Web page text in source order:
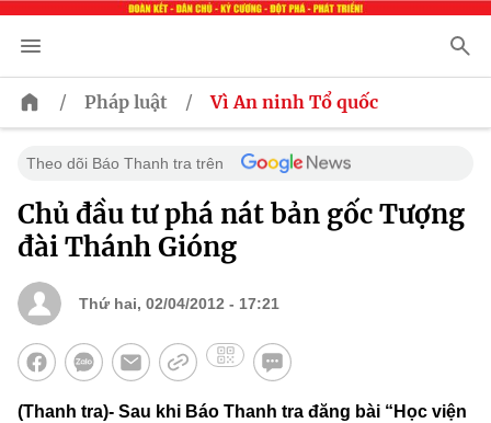
/ Pháp luật / Vì An ninh Tổ quốc
Theo dõi Báo Thanh tra trên
Chủ đầu tư phá nát bản gốc Tượng
đài Thánh Gióng
Thứ hai, 02/04/2012 - 17:21
(Thanh tra)- Sau khi Báo Thanh tra đăng bài “Học viện